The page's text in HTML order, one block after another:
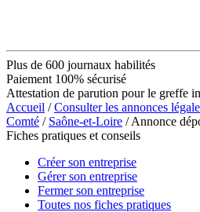
Plus de 600 journaux habilités
Paiement 100% sécurisé
Attestation de parution pour le greffe
Accueil /Consulter les annonces
Comté / Saône-et-Loire / Annonce
Fiches pratiques et conseils
Créer son entreprise
Gérer son entreprise
Fermer son entreprise
Toutes nos fiches pratiques